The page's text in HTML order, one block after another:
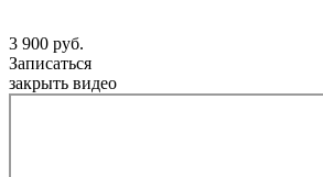
3 900 руб.
Записаться
закрыть видео